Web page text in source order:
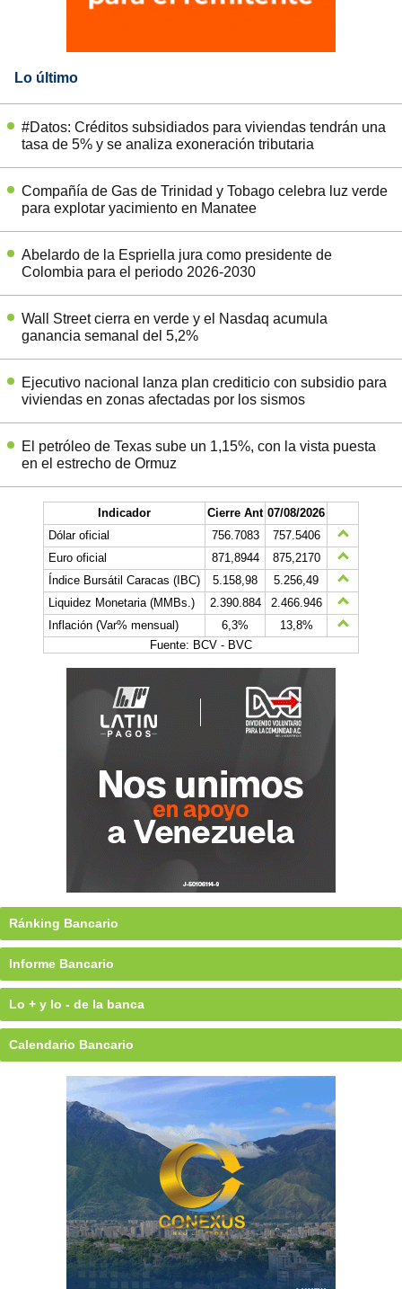
Lo último
#Datos: Créditos subsidiados para viviendas tendrán una
tasa de 5% y se analiza exoneración tributaria
Compañía de Gas de Trinidad y Tobago celebra luz verde
para explotar yacimiento en Manatee
Abelardo de la Espriella jura como presidente de
Colombia para el periodo 2026-2030
Wall Street cierra en verde y el Nasdaq acumula
ganancia semanal del 5,2%
Ejecutivo nacional lanza plan crediticio con subsidio para
viviendas en zonas afectadas por los sismos
El petróleo de Texas sube un 1,15%, con la vista puesta
en el estrecho de Ormuz
Indicador Cierre Ant 07/08/2026
Dólar oficial
756.7083
757.5406
Euro oficial
871,8944
875,2170
Índice Bursátil Caracas (IBC)
5.158,98
5.256,49
Liquidez Monetaria (MMBs.)
2.390.884
2.466.946
Inflación (Var% mensual)
6,3%
13,8%
Fuente: BCV - BVC
Ránking Bancario
Informe Bancario
Lo + y lo - de la banca
Calendario Bancario